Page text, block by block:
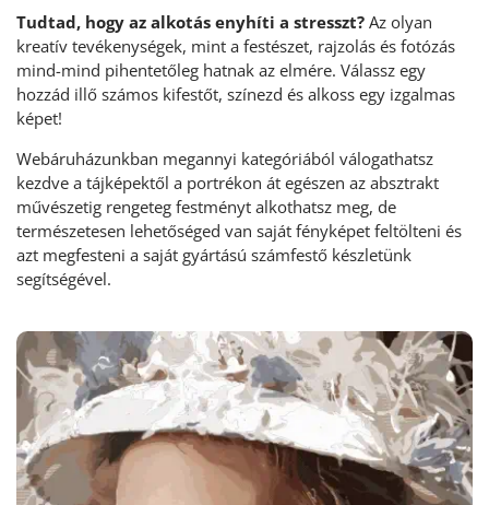
Tudtad, hogy az alkotás enyhíti a stresszt? Az olyan
kreatív tevékenységek, mint a festészet, rajzolás és fotózás
mind-mind pihentetőleg hatnak az elmére. Válassz egy
hozzád illő számos kifestőt, színezd és alkoss egy izgalmas
képet!
Webáruházunkban megannyi kategóriából válogathatsz
kezdve a tájképektől a portrékon át egészen az absztrakt
művészetig rengeteg festményt alkothatsz meg, de
természetesen lehetőséged van saját fényképet feltölteni és
azt megfesteni a saját gyártású számfestő készletünk
segítségével.